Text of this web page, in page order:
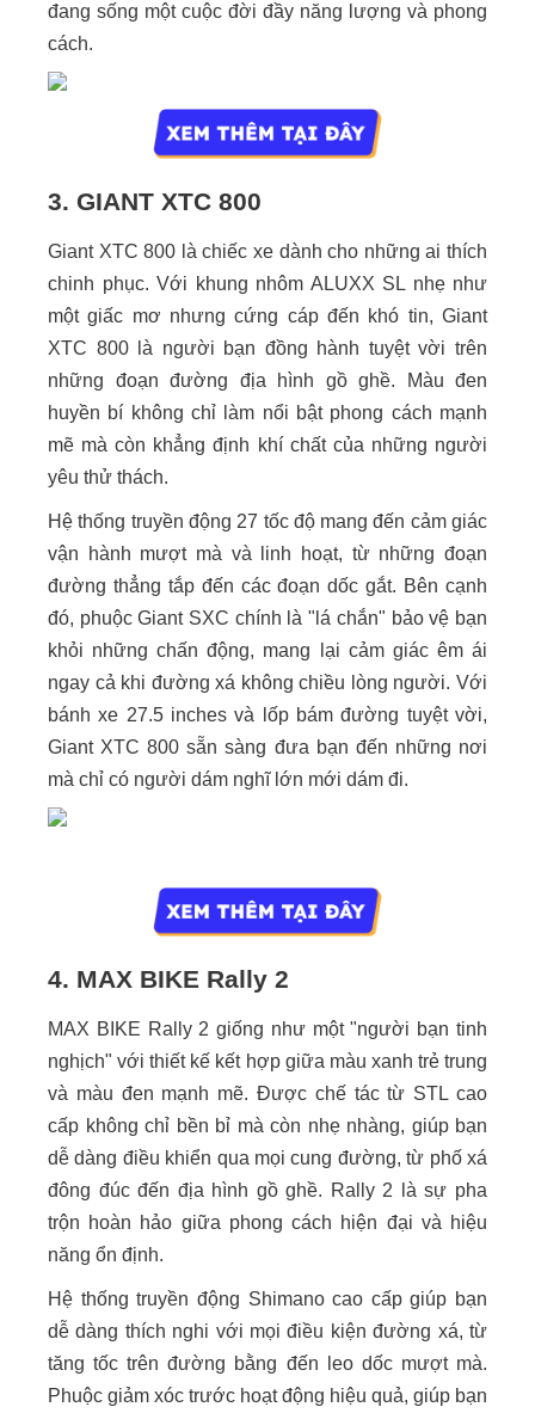
đang sống một cuộc đời đầy năng lượng và phong
cách.
3. GIANT XTC 800
Giant XTC 800 là chiếc xe dành cho những ai thích
chinh phục. Với khung nhôm ALUXX SL nhẹ như
một giấc mơ nhưng cứng cáp đến khó tin, Giant
XTC 800 là người bạn đồng hành tuyệt vời trên
những đoạn đường địa hình gồ ghề. Màu đen
huyền bí không chỉ làm nổi bật phong cách mạnh
mẽ mà còn khẳng định khí chất của những người
yêu thử thách.
Hệ thống truyền động 27 tốc độ mang đến cảm giác
vận hành mượt mà và linh hoạt, từ những đoạn
đường thẳng tắp đến các đoạn dốc gắt. Bên cạnh
đó, phuộc Giant SXC chính là "lá chắn" bảo vệ bạn
khỏi những chấn động, mang lại cảm giác êm ái
ngay cả khi đường xá không chiều lòng người. Với
bánh xe 27.5 inches và lốp bám đường tuyệt vời,
Giant XTC 800 sẵn sàng đưa bạn đến những nơi
mà chỉ có người dám nghĩ lớn mới dám đi.
4. MAX BIKE Rally 2
MAX BIKE Rally 2 giống như một "người bạn tinh
nghịch" với thiết kế kết hợp giữa màu xanh trẻ trung
và màu đen mạnh mẽ. Được chế tác từ STL cao
cấp không chỉ bền bỉ mà còn nhẹ nhàng, giúp bạn
dễ dàng điều khiển qua mọi cung đường, từ phố xá
đông đúc đến địa hình gồ ghề. Rally 2 là sự pha
trộn hoàn hảo giữa phong cách hiện đại và hiệu
năng ổn định.
Hệ thống truyền động Shimano cao cấp giúp bạn
dễ dàng thích nghi với mọi điều kiện đường xá, từ
tăng tốc trên đường bằng đến leo dốc mượt mà.
Phuộc giảm xóc trước hoạt động hiệu quả, giúp bạn